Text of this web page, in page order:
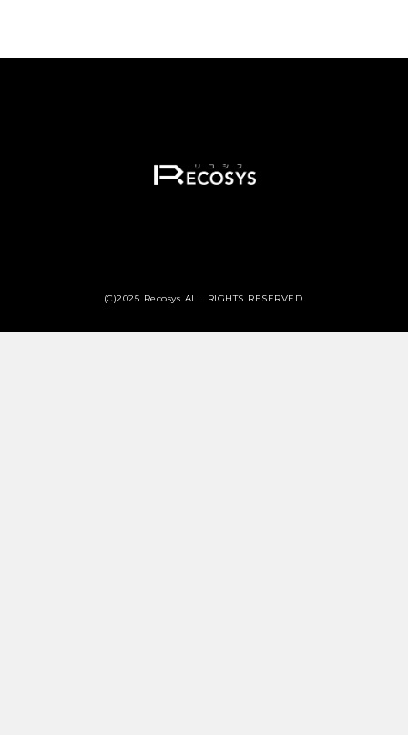
(C)2025 Recosys ALL RIGHTS RESERVED.